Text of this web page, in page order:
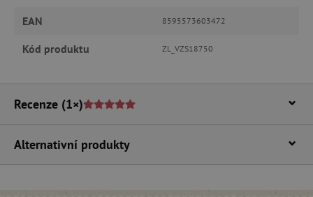
EAN 8595573603472
Kód produktu ZL_VZS18750
Recenze (1×)
Alternativní produkty
základní funkce webových stránek, jako je
Název